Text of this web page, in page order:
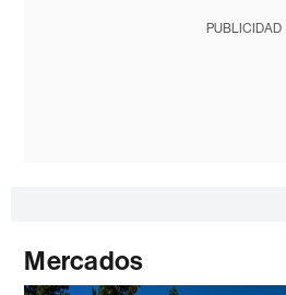
PUBLICIDAD
Mercados